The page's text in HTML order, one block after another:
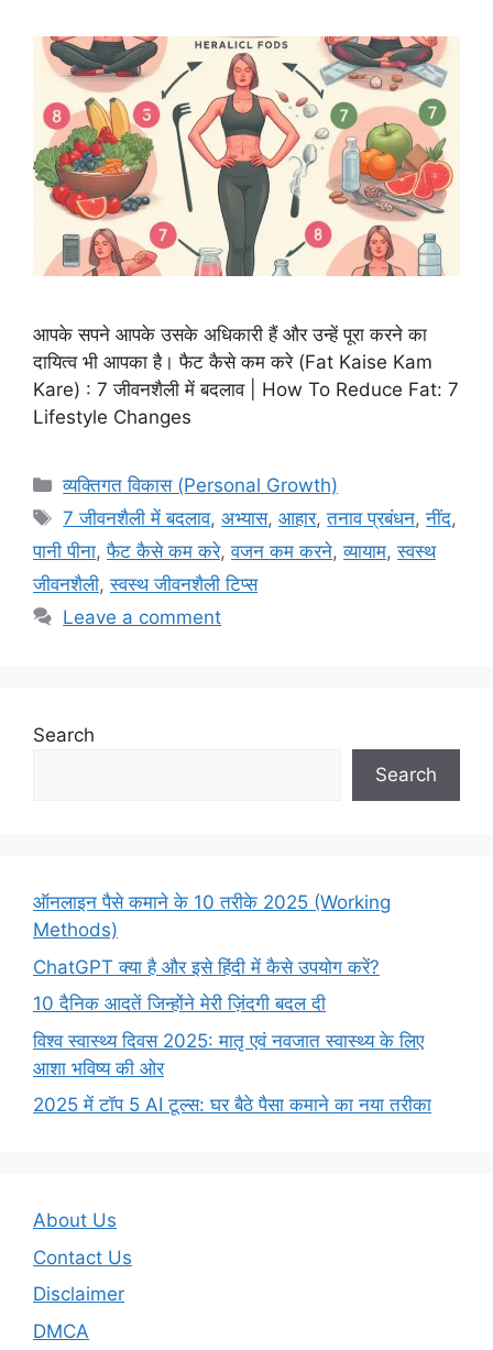
आपके सपने आपके उसके अधिकारी हैं और उन्हें पूरा करने का
दायित्व भी आपका है। फैट कैसे कम करे (Fat Kaise Kam
Kare) : 7 जीवनशैली में बदलाव | How To Reduce Fat: 7
Lifestyle Changes
Categories
व्यक्तिगत विकास (Personal Growth)
Tags
7 जीवनशैली में बदलाव,अभ्यास,आहार,तनाव प्रबंधन,नींद,
पानी पीना,फैट कैसे कम करे,वजन कम करने,व्यायाम,स्वस्थ
जीवनशैली,स्वस्थ जीवनशैली टिप्स
Leave a comment
Search
Search
ऑनलाइन पैसे कमाने के 10 तरीके 2025 (Working
Methods)
ChatGPT क्या है और इसे हिंदी में कैसे उपयोग करें?
10 दैनिक आदतें जिन्होंने मेरी ज़िंदगी बदल दी
विश्व स्वास्थ्य दिवस 2025: मातृ एवं नवजात स्वास्थ्य के लिए
आशा भविष्य की ओर
2025 में टॉप 5 AI टूल्स: घर बैठे पैसा कमाने का नया तरीका
About Us
Contact Us
Disclaimer
DMCA